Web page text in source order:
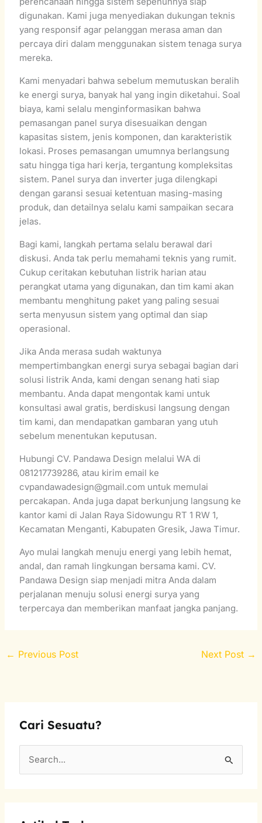
digunakan. Kami juga menyediakan dukungan teknis
yang responsif agar pelanggan merasa aman dan
percaya diri dalam menggunakan sistem tenaga surya
mereka.
Kami menyadari bahwa sebelum memutuskan beralih
ke energi surya, banyak hal yang ingin diketahui. Soal
biaya, kami selalu menginformasikan bahwa
pemasangan panel surya disesuaikan dengan
kapasitas sistem, jenis komponen, dan karakteristik
lokasi. Proses pemasangan umumnya berlangsung
satu hingga tiga hari kerja, tergantung kompleksitas
sistem. Panel surya dan inverter juga dilengkapi
dengan garansi sesuai ketentuan masing-masing
produk, dan detailnya selalu kami sampaikan secara
jelas.
Bagi kami, langkah pertama selalu berawal dari
diskusi. Anda tak perlu memahami teknis yang rumit.
Cukup ceritakan kebutuhan listrik harian atau
perangkat utama yang digunakan, dan tim kami akan
membantu menghitung paket yang paling sesuai
serta menyusun sistem yang optimal dan siap
operasional.
Jika Anda merasa sudah waktunya
mempertimbangkan energi surya sebagai bagian dari
solusi listrik Anda, kami dengan senang hati siap
membantu. Anda dapat mengontak kami untuk
konsultasi awal gratis, berdiskusi langsung dengan
tim kami, dan mendapatkan gambaran yang utuh
sebelum menentukan keputusan.
Hubungi CV. Pandawa Design melalui WA di
081217739286, atau kirim email ke
cvpandawadesign@gmail.com untuk memulai
percakapan. Anda juga dapat berkunjung langsung ke
kantor kami di Jalan Raya Sidowungu RT 1 RW 1,
Kecamatan Menganti, Kabupaten Gresik, Jawa Timur.
Ayo mulai langkah menuju energi yang lebih hemat,
andal, dan ramah lingkungan bersama kami. CV.
Pandawa Design siap menjadi mitra Anda dalam
perjalanan menuju solusi energi surya yang
terpercaya dan memberikan manfaat jangka panjang.
← Previous Post Next Post →
Cari Sesuatu?